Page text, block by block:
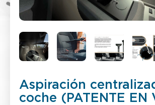
Aspiración
coche (PATENTE EN